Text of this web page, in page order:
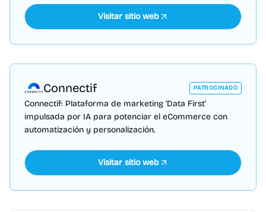
Visitar sitio web
Connectif PATROCINADO
Connectif: Plataforma de marketing 'Data First'
impulsada por IA para potenciar el eCommerce con
automatización y personalización.
Visitar sitio web